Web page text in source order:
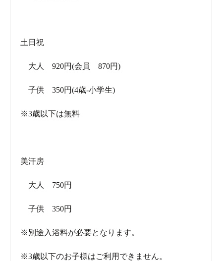
土日祝
大人 920円(会員 870円)
子供 350円(4歳-小学生)
※3歳以下は無料
美汗房
大人 750円
子供 350円
※別途入浴料が必要となります。
※3歳以下のお子様はご利用できません。